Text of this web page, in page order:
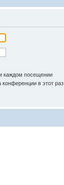
каждом посещении
в этот раз